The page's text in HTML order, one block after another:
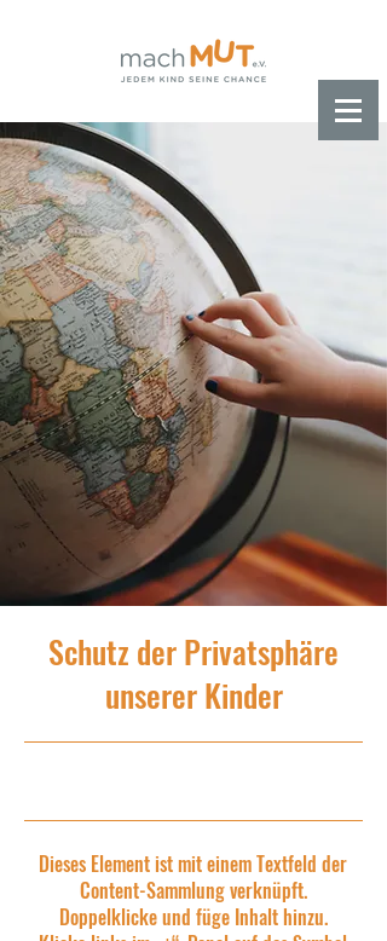
Schutz der Privatsphäre
unserer Kinder
Dieses Element ist mit einem Textfeld der
Content-Sammlung verknüpft.
Doppelklicke und füge Inhalt hinzu.